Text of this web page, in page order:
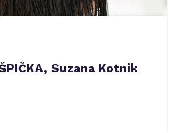
Suzana Kotnik